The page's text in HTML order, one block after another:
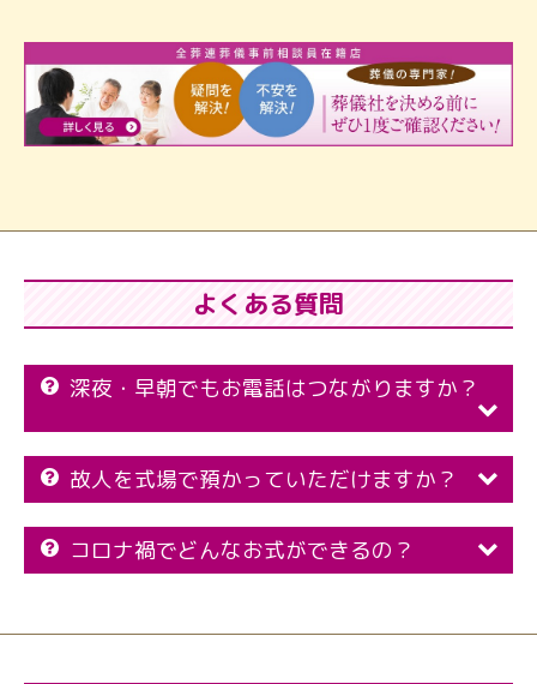
よくある質問
深夜・早朝でもお電話はつながりますか？
故人を式場で預かっていただけますか？
コロナ禍でどんなお式ができるの？